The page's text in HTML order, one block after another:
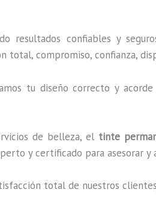
resultados confiables y
total, compromiso, confianza,
tu diseño correcto y
de belleza, el tinte
y certificado para asesorar y
total de nuestros